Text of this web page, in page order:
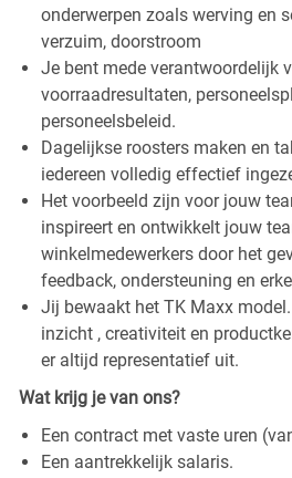
onderwerpen zoals werving en
verzuim, doorstroom
Je bent mede verantwoordelijk
voorraadresultaten,
personeelsbeleid.
Dagelijkse roosters maken en
iedereen volledig effectief
Het voorbeeld zijn voor jouw
inspireert en ontwikkelt jouw
winkelmedewerkers door het
feedback, ondersteuning en
Jij bewaakt het TK Maxx
inzicht , creativiteit en
er altijd representatief uit.
Wat krijg je van ons?
Een contract met vaste uren
Een aantrekkelijk salaris.